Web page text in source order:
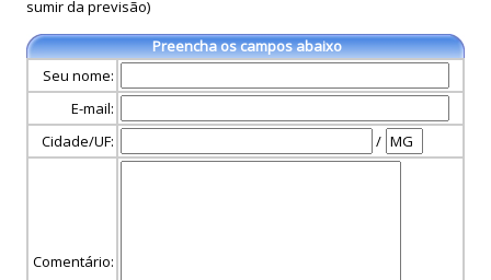
sumir da previsão)
Preencha os campos abaixo
Seu nome:
E-mail:
Cidade/UF:
/
Comentário: